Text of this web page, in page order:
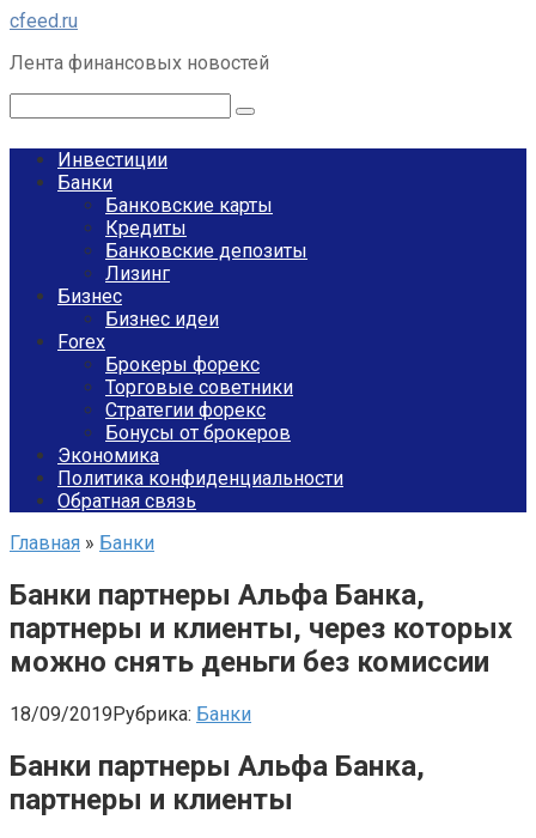
Перейти
контенту
cfeed.ru
Лента финансовых новостей
Инвестиции
Банки
Банковские карты
Кредиты
Банковские депозиты
Лизинг
Бизнес
Бизнес идеи
Forex
Брокеры форекс
Торговые советники
Стратегии форекс
Бонусы от брокеров
Экономика
Политика конфиденциальности
Обратная связь
Главная » Банки
Банки партнеры Альфа Банка,
партнеры и клиенты, через которых
можно снять деньги без комиссии
18/09/2019Рубрика: Банки
Банки партнеры Альфа Банка,
партнеры и клиенты